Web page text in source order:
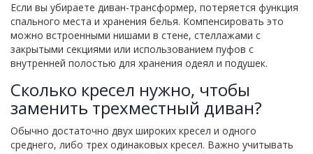
Если вы убираете диван-трансформер, потеряется функция
спального места и хранения белья. Компенсировать это
можно встроенными нишами в стене, стеллажами с
закрытыми секциями или использованием пуфов с
внутренней полостью для хранения одеял и подушек.
Сколько кресел нужно, чтобы
заменить трехместный диван?
Обычно достаточно двух широких кресел и одного
среднего, либо трех одинаковых кресел. Важно учитывать